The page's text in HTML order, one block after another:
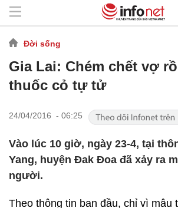
Đời sống
Gia Lai: Chém chết vợ
thuốc cỏ tự tử
24/04/2016 - 06:25
Vào lúc 10 giờ, ngày 23-4, tại
Yang, huyện Đak Đoa đã xảy ra
người.
Theo thông tin ban đầu, chỉ vì mâu